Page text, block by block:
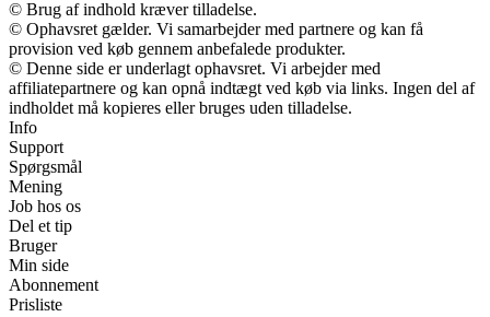
© Brug af indhold kræver tilladelse.
© Ophavsret gælder. Vi samarbejder med partnere og kan få
provision ved køb gennem anbefalede produkter.
© Denne side er underlagt ophavsret. Vi arbejder med
affiliatepartnere og kan opnå indtægt ved køb via links. Ingen del af
indholdet må kopieres eller bruges uden tilladelse.
Info
Support
Spørgsmål
Mening
Job hos os
Del et tip
Bruger
Min side
Abonnement
Prisliste